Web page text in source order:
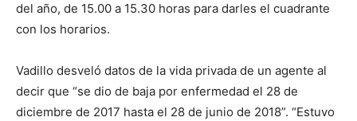
del año, de 15.00 a 15.30 horas para darles el cuadrante
con los horarios.
Vadillo desveló datos de la vida privada de un agente al
decir que “se dio de baja por enfermedad el 28 de
diciembre de 2017 hasta el 28 de junio de 2018”. “Estuvo